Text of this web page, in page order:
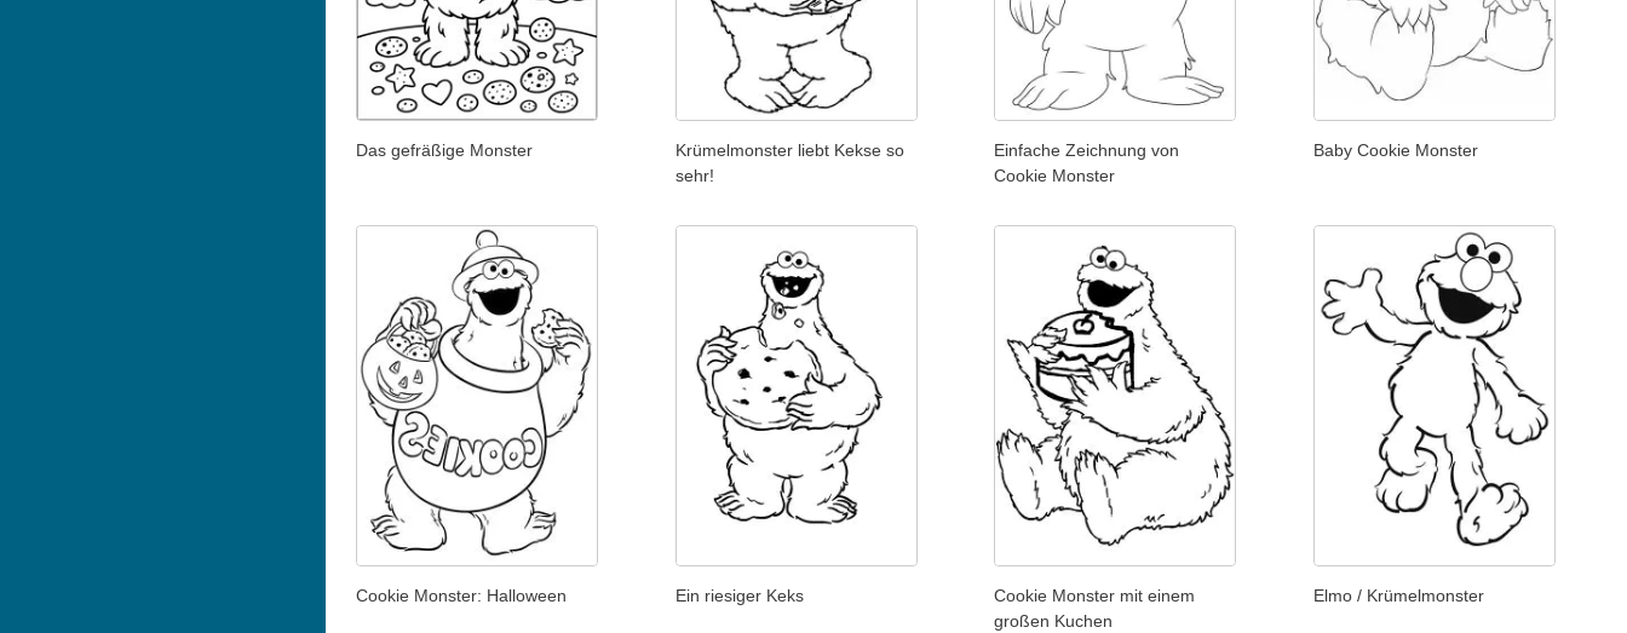
Das gefräßige Monster
Krümelmonster liebt Kekse so
sehr!
Einfache Zeichnung von
Cookie Monster
Baby Cookie Monster
Cookie Monster: Halloween Ein riesiger Keks
Cookie Monster mit einem
großen Kuchen
Elmo / Krümelmonster